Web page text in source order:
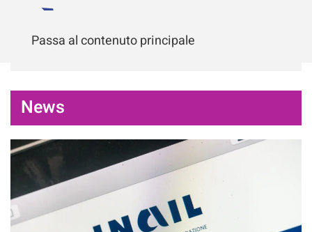
Passa al contenuto principale
News